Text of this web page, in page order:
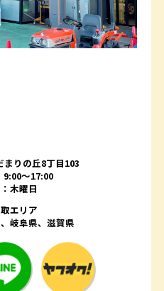
まりの丘8丁目103
9:00〜17:00
木曜日
エリア
岐阜県、滋賀県